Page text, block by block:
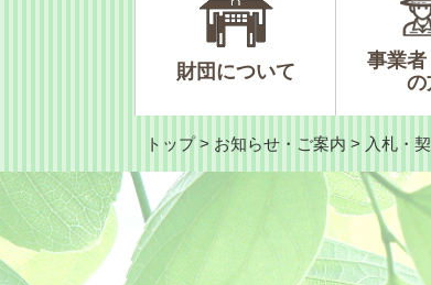
財団について
事業
の
トップ > お知らせ・ご案内 > 入札・